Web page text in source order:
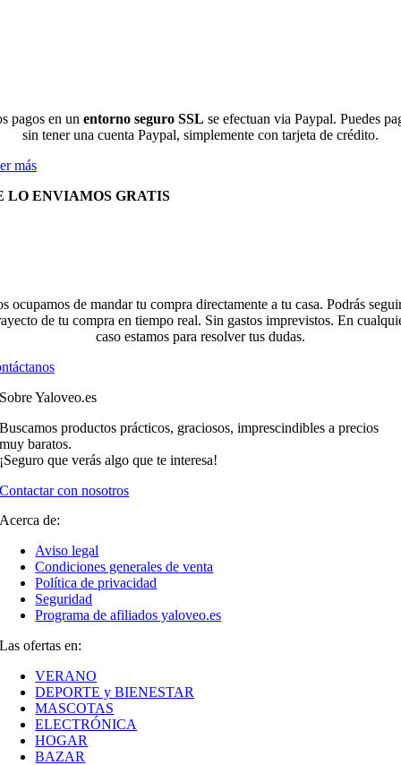
pagos en un entorno seguro SSL se efectuan via Paypal. Puedes
sin tener una cuenta Paypal, simplemente con tarjeta de crédito.
más
LO ENVIAMOS GRATIS
ocupamos de mandar tu compra directamente a tu casa. Podrás
de tu compra en tiempo real. Sin gastos imprevistos. En
caso estamos para resolver tus dudas.
Sobre Yaloveo.es
Buscamos productos prácticos, graciosos, imprescindibles a precios
muy baratos.
¡Seguro que verás algo que te interesa!
Contactar con nosotros
Acerca de:
Aviso legal
Condiciones generales de venta
Política de privacidad
Seguridad
Programa de afiliados yaloveo.es
Las ofertas en:
VERANO
DEPORTE y BIENESTAR
MASCOTAS
ELECTRÓNICA
HOGAR
BAZAR